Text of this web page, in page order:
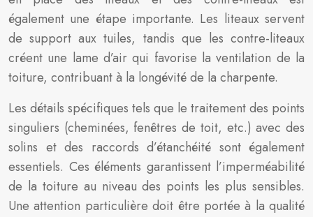
également une étape importante. Les liteaux servent
de support aux tuiles, tandis que les contre-liteaux
créent une lame d’air qui favorise la ventilation de la
toiture, contribuant à la longévité de la charpente.
Les détails spécifiques tels que le traitement des points
singuliers (cheminées, fenêtres de toit, etc.) avec des
solins et des raccords d’étanchéité sont également
essentiels. Ces éléments garantissent l’imperméabilité
de la toiture au niveau des points les plus sensibles.
Une attention particulière doit être portée à la qualité